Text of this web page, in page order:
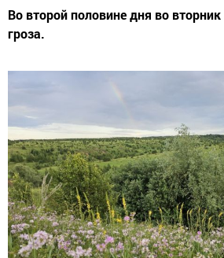
Во второй половине дня во
гроза.